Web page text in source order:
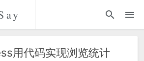
代码
用代码实现浏览统计